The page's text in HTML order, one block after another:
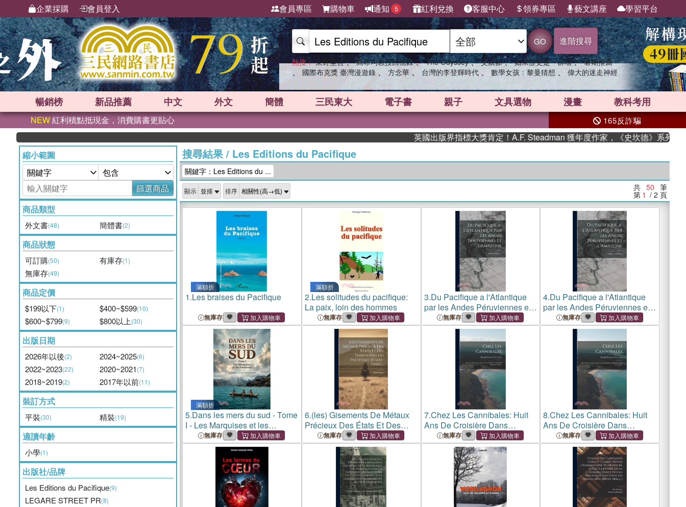
企業採購 會員登入 會員專區 購物車 通知 5 紅利兌換 客服中心 領券專區 藝文講座 學習平台
GO 進階搜尋
熱搜： 東野圭吾 、 高希均教授回憶錄 、 The Odyssey 、 父親節 、 如果歷史是一群喵 、 暑期推薦
、 國際布克獎 臺灣漫遊錄 、 方念華 、 台灣的李登輝時代 、 數學女孩：黎曼猜想 、 偉大的迷走神經
暢銷榜 新品推薦 中文 外文 簡體 三民東大 電子書 親子 文具選物 漫畫 教科考用
NEW紅利積點抵現金，消費購書更貼心 165反詐騙
英國出版界指標大獎肯定！A.F. Steadman 獲年度作家，《史坎德》系列帶你踏上熱血
縮小範圍
篩選商品
商品類型
外文書(48) 簡體書(2)
商品狀態
可訂購(50) 有庫存(1)
無庫存(49)
商品定價
$199以下(1) $400~$599(10)
$600~$799(9) $800以上(30)
出版日期
2026年以後(2) 2024~2025(6)
2022~2023(22) 2020~2021(7)
2018~2019(2) 2017年以前(11)
裝訂方式
平裝(30) 精裝(19)
適讀年齡
小學(1)
出版社/品牌
Les Editions du Pacifique(9)
LEGARE STREET PR(8)
搜尋結果/ Les Editions du Pacifique
關鍵字：Les Editions du ...
顯示 排序 共 50 筆
第 1 / 2 頁
滿額折
1.Les braises du Pacifique
無庫存
滿額折
2.Les solitudes du pacifique:
La paix, loin des hommes
無庫存
3.Du Pacifique a l'Atlantique
par les Andes Péruviennes et
l'Amazone
無庫存
4.Du Pacifique a l'Atlantique
par les Andes Péruviennes et
l'Amazone
無庫存
滿額折
5.Dans les mers du sud - Tome
I - Les Marquises et les
Paumotus: Les récits de
voyage de Robert Louis
Stevenson dans les îles du
Pacifique, une explorat
無庫存
6.(les) Gisements De Métaux
Précieux Des États Et Des
Territoires Du Pacifique (états-
unis)....
無庫存
7.Chez Les Cannibales: Huit
Ans De Croisière Dans
L'océan Pacifique À Bord Du
Yacht Le Tolna.
無庫存
8.Chez Les Cannibales: Huit
Ans De Croisière Dans
L'océan Pacifique À Bord Du
Yacht Le Tolna.
無庫存